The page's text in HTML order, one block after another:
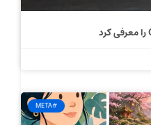
#META